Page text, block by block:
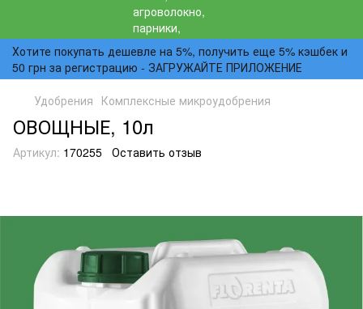
Хотите покупать дешевле на 5%, получить еще 5% кэшбек и
50 грн за регистрацию - ЗАГРУЖАЙТЕ ПРИЛОЖЕНИЕ
Удобрения Комплексные микроудобрения
ОВОЩНЫЕ, 10л
Артикул: 170255 Оставить отзыв